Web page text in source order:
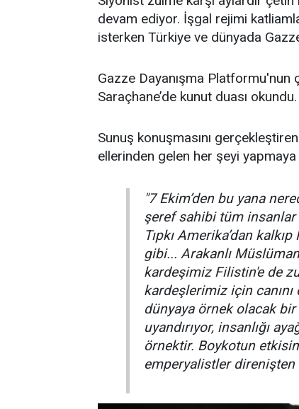
devam ediyor. İşgal rejimi
isterken Türkiye ve dünyada
Gazze Dayanışma Platformu'nun
Saraçhane’de kunut duası okundu.
Sunuş konuşmasını
ellerinden gelen her şeyi
"7 Ekim’den bu yana
şeref sahibi tüm insanlar
Tıpkı Amerika’dan
gibi... Arakanlı
kardeşimiz Filistin'e de
kardeşlerimiz için
dünyaya örnek olacak
uyandırıyor, insanlığı
örnektir. Boykotun
emperyalistler